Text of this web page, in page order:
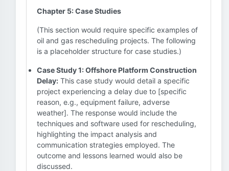
Chapter 5: Case Studies
(This section would require specific examples of
oil and gas rescheduling projects. The following
is a placeholder structure for case studies.)
Case Study 1: Offshore Platform Construction
Delay: This case study would detail a specific
project experiencing a delay due to [specific
reason, e.g., equipment failure, adverse
weather]. The response would include the
techniques and software used for rescheduling,
highlighting the impact analysis and
communication strategies employed. The
outcome and lessons learned would also be
discussed.